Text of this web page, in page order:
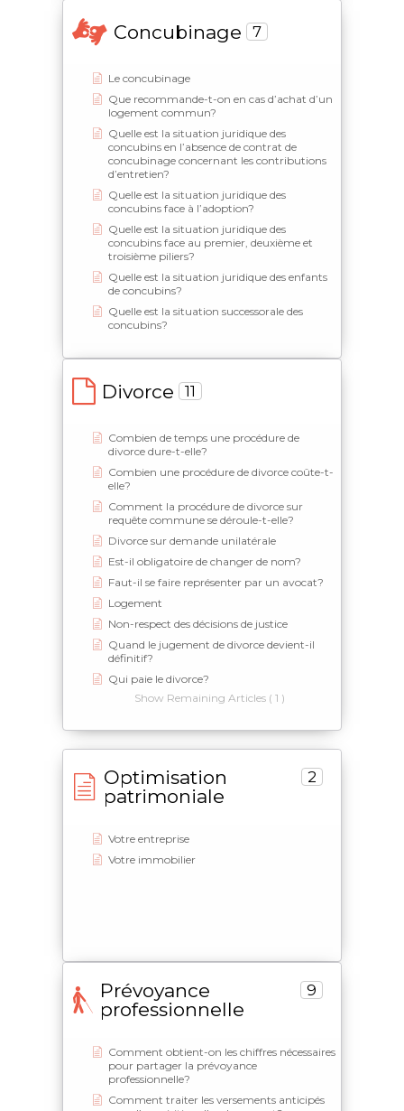
Concubinage 7
Le concubinage
Que recommande-t-on en cas d’achat d’un
logement commun?
Quelle est la situation juridique des
concubins en l’absence de contrat de
concubinage concernant les contributions
d’entretien?
Quelle est la situation juridique des
concubins face à l’adoption?
Quelle est la situation juridique des
concubins face au premier, deuxième et
troisième piliers?
Quelle est la situation juridique des enfants
de concubins?
Quelle est la situation successorale des
concubins?
Divorce 11
Combien de temps une procédure de
divorce dure-t-elle?
Combien une procédure de divorce coûte-t-
elle?
Comment la procédure de divorce sur
requête commune se déroule-t-elle?
Divorce sur demande unilatérale
Est-il obligatoire de changer de nom?
Faut-il se faire représenter par un avocat?
Logement
Non-respect des décisions de justice
Quand le jugement de divorce devient-il
définitif?
Qui paie le divorce?
Show Remaining Articles ( 1 )
Optimisation
patrimoniale
2
Votre entreprise
Votre immobilier
Prévoyance
professionnelle
9
Comment obtient-on les chiffres nécessaires
pour partager la prévoyance
professionnelle?
Comment traiter les versements anticipés